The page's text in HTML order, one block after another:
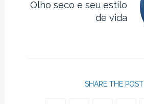
Olho seco e seu estilo
de vida
SHARE THE POST